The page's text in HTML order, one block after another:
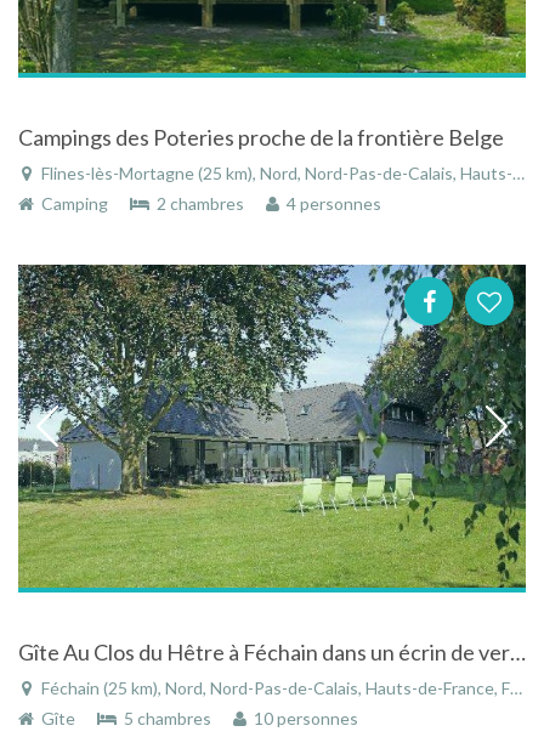
Campings des Poteries proche de la frontière Belge
Flines-lès-Mortagne (25 km), Nord, Nord-Pas-de-Calais, Hauts-de-France, France
Camping
2 chambres 4 personnes
Gîte Au Clos du Hêtre à Féchain dans un écrin de verdure
Féchain (25 km), Nord, Nord-Pas-de-Calais, Hauts-de-France, France
Gîte
5 chambres 10 personnes